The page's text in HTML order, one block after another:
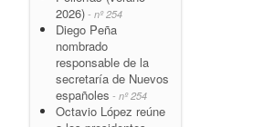
2026) - nº 254
Diego Peña
nombrado
responsable de la
secretaría de Nuevos
españoles - nº 254
Octavio López reúne